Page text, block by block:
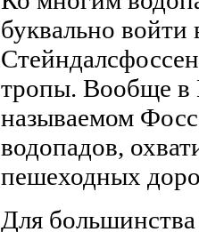
буквально
тропы. Вообще в
называемом
водопадов,
пешеходных
Для